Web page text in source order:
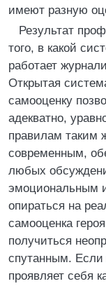
имеют разную
Результат
того, в какой
работает
Открытая
самооценку
адекватно,
правилам таким
современным,
любых
эмоциональным
опираться на
самооценка
получиться
спутанным. Если
проявляет себя